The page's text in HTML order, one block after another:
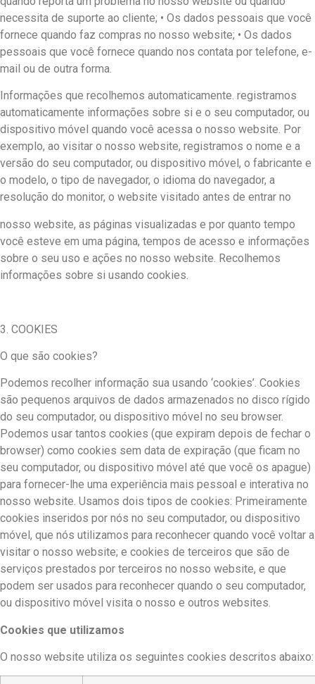
necessita de suporte ao cliente; • Os dados pessoais que você
fornece quando faz compras no nosso website; • Os dados
pessoais que você fornece quando nos contata por telefone, e-
mail ou de outra forma.
Informações que recolhemos automaticamente. registramos
automaticamente informações sobre si e o seu computador, ou
dispositivo móvel quando você acessa o nosso website. Por
exemplo, ao visitar o nosso website, registramos o nome e a
versão do seu computador, ou dispositivo móvel, o fabricante e
o modelo, o tipo de navegador, o idioma do navegador, a
resolução do monitor, o website visitado antes de entrar no
nosso website, as páginas visualizadas e por quanto tempo
você esteve em uma página, tempos de acesso e informações
sobre o seu uso e ações no nosso website. Recolhemos
informações sobre si usando cookies.
3. COOKIES
O que são cookies?
Podemos recolher informação sua usando ‘cookies’. Cookies
são pequenos arquivos de dados armazenados no disco rígido
do seu computador, ou dispositivo móvel no seu browser.
Podemos usar tantos cookies (que expiram depois de fechar o
browser) como cookies sem data de expiração (que ficam no
seu computador, ou dispositivo móvel até que você os apague)
para fornecer-lhe uma experiência mais pessoal e interativa no
nosso website. Usamos dois tipos de cookies: Primeiramente
cookies inseridos por nós no seu computador, ou dispositivo
móvel, que nós utilizamos para reconhecer quando você voltar a
visitar o nosso website; e cookies de terceiros que são de
serviços prestados por terceiros no nosso website, e que
podem ser usados para reconhecer quando o seu computador,
ou dispositivo móvel visita o nosso e outros websites.
Cookies que utilizamos
O nosso website utiliza os seguintes cookies descritos abaixo: